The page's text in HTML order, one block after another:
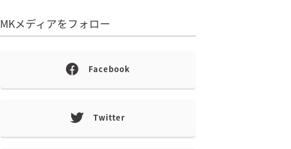
MKメディアをフォロー
Facebook
Twitter